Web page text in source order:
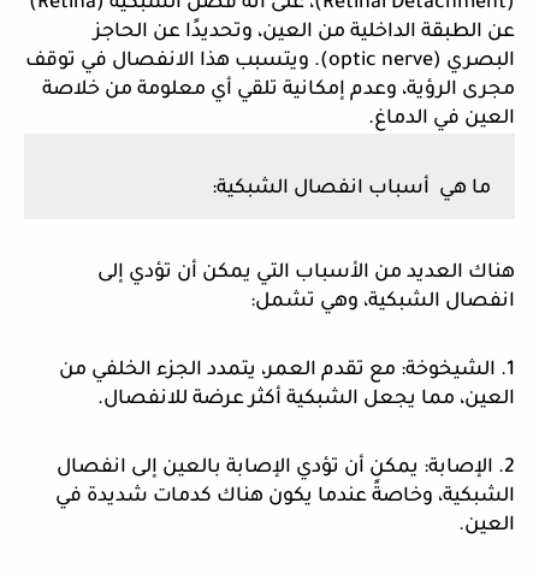
عن الطبقة الداخلية من العين، وتحديدًا عن الحاجز
البصري (optic nerve). ويتسبب هذا الانفصال في توقف
مجرى الرؤية، وعدم إمكانية تلقي أي معلومة من خلاصة
العين في الدماغ.
ما هي أسباب انفصال الشبكية:
هناك العديد من الأسباب التي يمكن أن تؤدي إلى
انفصال الشبكية، وهي تشمل:
1. الشيخوخة: مع تقدم العمر، يتمدد الجزء الخلفي من
العين، مما يجعل الشبكية أكثر عرضة للانفصال.
2. الإصابة: يمكن أن تؤدي الإصابة بالعين إلى انفصال
الشبكية، وخاصةً عندما يكون هناك كدمات شديدة في
العين.